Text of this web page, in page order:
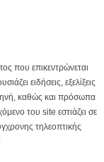
που επικεντρώνεται
ειδήσεις, εξελίξεις
καθώς και πρόσωπα
του site εστιάζει σε
τηλεοπτικής